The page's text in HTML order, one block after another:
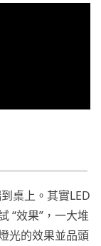
桌上。其實LED
“效果”，一大堆
光的效果並品頭